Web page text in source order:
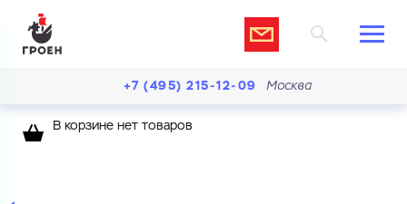
+7 (495) 215-12-09 Москва
В корзине нет товаров